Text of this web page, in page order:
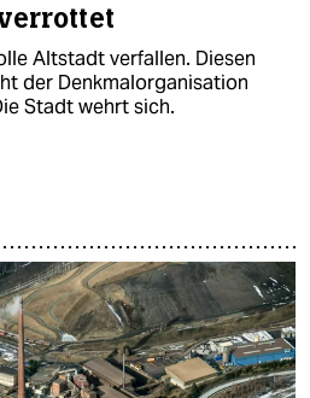
Altstadt verfallen. Diesen
der Denkmalorganisation
Stadt wehrt sich.